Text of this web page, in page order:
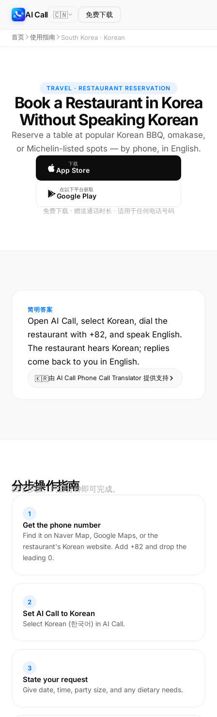
AI Call 🇨🇳 免费下载
首页 使用指南 South Korea · Korean
TRAVEL · RESTAURANT RESERVATION
Book a Restaurant in Korea
Without Speaking Korean
Reserve a table at popular Korean BBQ, omakase,
or Michelin-listed spots — by phone, in English.
下载
App Store
在以下平台获取
Google Play
免费下载 · 赠送通话时长 · 适用于任何电话号码
简明答案
Open AI Call, select Korean, dial the
restaurant with +82, and speak English.
The restaurant hears Korean; replies
come back to you in English.
🇰🇷由 AI Call Phone Call Translator 提供支持
分步操作指南
四个步骤。约五分钟即可完成。
1
Get the phone number
Find it on Naver Map, Google Maps, or the
restaurant's Korean website. Add +82 and drop the
leading 0.
2
Set AI Call to Korean
Select Korean (한국어) in AI Call.
3
State your request
Give date, time, party size, and any dietary needs.